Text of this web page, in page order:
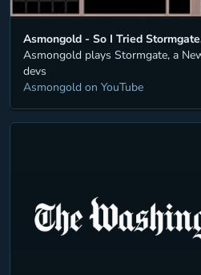
Asmongold - So I Tried
Asmongold plays Stormgate, a
devs
Asmongold on YouTube